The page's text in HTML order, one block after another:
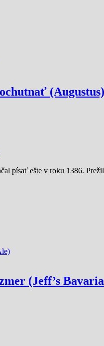
(Augustus)
písať ešte v roku 1386.
(Jeff’s